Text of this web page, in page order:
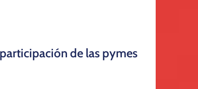
de las pymes